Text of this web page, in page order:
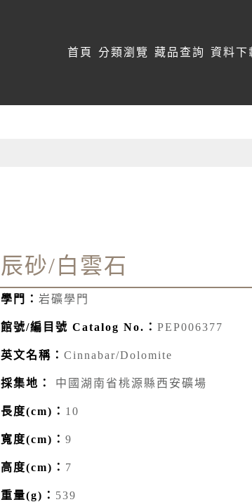
首頁 分類瀏覽 藏品查詢 資料下
辰砂/白雲石
學門： 岩礦學門
館號/編目號 Catalog No.： PEP006377
英文名稱： Cinnabar/Dolomite
採集地： 中國湖南省桃源縣西安礦場
長度(cm)： 10
寬度(cm)： 9
高度(cm)： 7
重量(g)： 539